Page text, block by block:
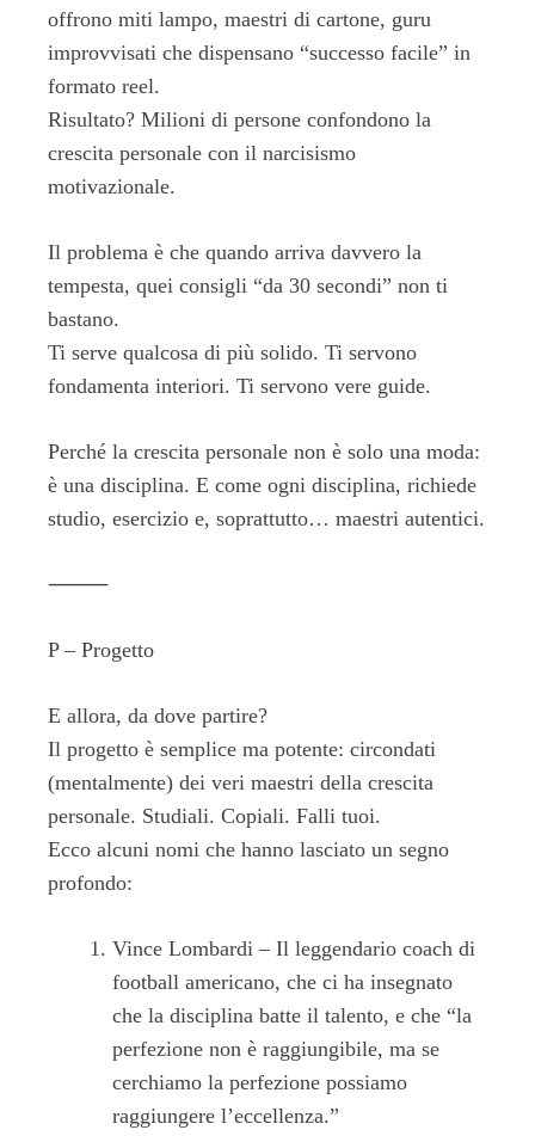
offrono miti lampo, maestri di cartone, guru
improvvisati che dispensano “successo facile” in
formato reel.
Risultato? Milioni di persone confondono la
crescita personale con il narcisismo
motivazionale.
Il problema è che quando arriva davvero la
tempesta, quei consigli “da 30 secondi” non ti
bastano.
Ti serve qualcosa di più solido. Ti servono
fondamenta interiori. Ti servono vere guide.
Perché la crescita personale non è solo una moda:
è una disciplina. E come ogni disciplina, richiede
studio, esercizio e, soprattutto… maestri autentici.
⸻
P – Progetto
E allora, da dove partire?
Il progetto è semplice ma potente: circondati
(mentalmente) dei veri maestri della crescita
personale. Studiali. Copiali. Falli tuoi.
Ecco alcuni nomi che hanno lasciato un segno
profondo:
Vince Lombardi – Il leggendario coach di
football americano, che ci ha insegnato
che la disciplina batte il talento, e che “la
perfezione non è raggiungibile, ma se
cerchiamo la perfezione possiamo
raggiungere l’eccellenza.”